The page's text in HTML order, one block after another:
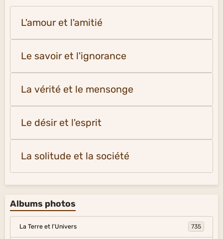
L'amour et l'amitié
Le savoir et l'ignorance
La vérité et le mensonge
Le désir et l'esprit
La solitude et la société
Albums photos
La Terre et l'Univers 735